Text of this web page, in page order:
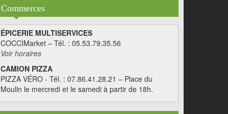
Commerces
ÉPICERIE MULTISERVICES
COCCIMarket – Tél. : 05.53.79.35.56
Voir horaires
CAMION PIZZA
PIZZA VÉRO - Tél. : 07.86.41.28.21 – Place du
Moulin le mercredi et le samedi à partir de 18h.